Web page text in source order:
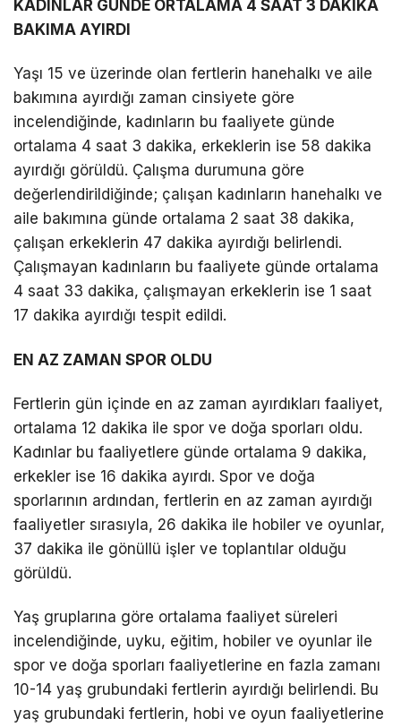
KADINLAR GÜNDE ORTALAMA 4 SAAT 3 DAKİKA
BAKIMA AYIRDI
Yaşı 15 ve üzerinde olan fertlerin hanehalkı ve aile
bakımına ayırdığı zaman cinsiyete göre
incelendiğinde, kadınların bu faaliyete günde
ortalama 4 saat 3 dakika, erkeklerin ise 58 dakika
ayırdığı görüldü. Çalışma durumuna göre
değerlendirildiğinde; çalışan kadınların hanehalkı ve
aile bakımına günde ortalama 2 saat 38 dakika,
çalışan erkeklerin 47 dakika ayırdığı belirlendi.
Çalışmayan kadınların bu faaliyete günde ortalama
4 saat 33 dakika, çalışmayan erkeklerin ise 1 saat
17 dakika ayırdığı tespit edildi.
EN AZ ZAMAN SPOR OLDU
Fertlerin gün içinde en az zaman ayırdıkları faaliyet,
ortalama 12 dakika ile spor ve doğa sporları oldu.
Kadınlar bu faaliyetlere günde ortalama 9 dakika,
erkekler ise 16 dakika ayırdı. Spor ve doğa
sporlarının ardından, fertlerin en az zaman ayırdığı
faaliyetler sırasıyla, 26 dakika ile hobiler ve oyunlar,
37 dakika ile gönüllü işler ve toplantılar olduğu
görüldü.
Yaş gruplarına göre ortalama faaliyet süreleri
incelendiğinde, uyku, eğitim, hobiler ve oyunlar ile
spor ve doğa sporları faaliyetlerine en fazla zamanı
10-14 yaş grubundaki fertlerin ayırdığı belirlendi. Bu
yaş grubundaki fertlerin, hobi ve oyun faaliyetlerine